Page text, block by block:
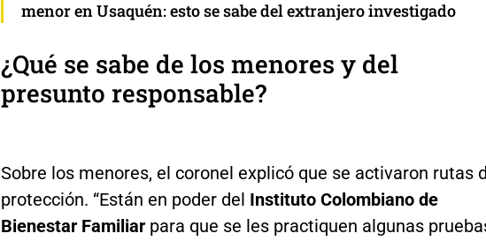
menor en Usaquén: esto se sabe del extranjero investigado
¿Qué se sabe de los menores y del
presunto responsable?
Sobre los menores, el coronel explicó que se activaron rutas
protección. “Están en poder del Instituto Colombiano de
Bienestar Familiarpara que se les practiquen algunas